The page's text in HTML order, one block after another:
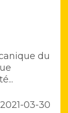
du
2021-03-30